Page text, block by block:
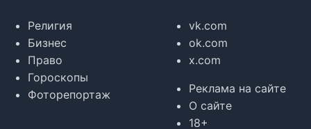
Религия
Бизнес
Право
Гороскопы
Фоторепортаж
vk.com
ok.com
x.com
Реклама на сайте
О сайте
18+